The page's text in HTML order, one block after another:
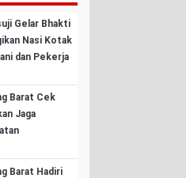
Gelar Bhakti
Nasi Kotak
dan Pekerja
Barat Cek
Jaga
Barat Hadiri